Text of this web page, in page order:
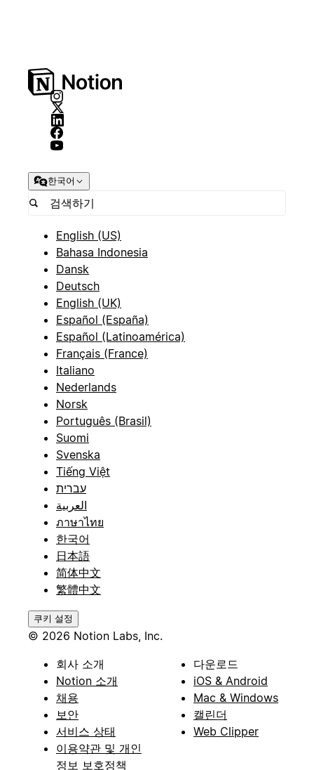
한국어
English (US)
Bahasa Indonesia
Dansk
Deutsch
English (UK)
Español (España)
Español (Latinoamérica)
Français (France)
Italiano
Nederlands
Norsk
Português (Brasil)
Suomi
Svenska
Tiếng Việt
עברית
العربية
ภาษาไทย
한국어
日本語
简体中文
繁體中文
쿠키 설정
© 2026 Notion Labs, Inc.
회사 소개
Notion 소개
채용
보안
서비스 상태
이용약관 및 개인
정보 보호정책
다운로드
iOS & Android
Mac & Windows
캘린더
Web Clipper